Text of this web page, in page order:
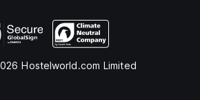
Hostelworld.com Limited